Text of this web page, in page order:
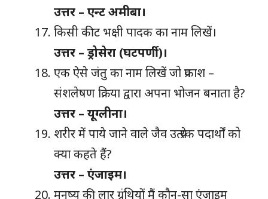
उत्तर – एन्ट अमीबा।
किसी कीट भक्षी पादक का नाम लिखें।
उत्तर – ड्रोसेरा (घटपर्णी)।
एक ऐसे जंतु का नाम लिखें जो प्रकाश –
संशलेषण क्रिया द्वारा अपना भोजन बनाता है?
उत्तर – यूग्लीना।
शरीर में पाये जाने वाले जैव उत्प्रेरक पदार्थों को
क्या कहते हैं?
उत्तर – एंजाइम।
मनुष्य की लार ग्रंथियों मैं कौन-सा एंजाइम